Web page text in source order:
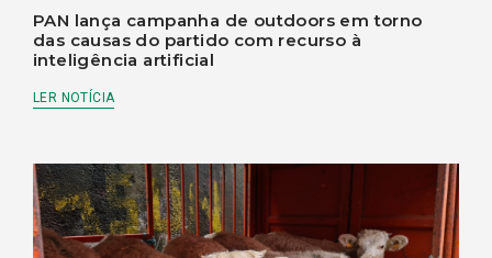
PAN lança campanha de outdoors em torno
das causas do partido com recurso à
inteligência artificial
LER NOTÍCIA